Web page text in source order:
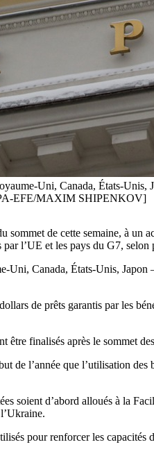
Uni, Canada, États-Unis,
EFE/MAXIM SHIPENKOV]
sommet de cette semaine, à
l’UE et les pays du G7,
Canada, États-Unis,
de prêts garantis par les
être finalisés après le sommet
de l’année que l’utilisation
soient d’abord alloués à la
pour renforcer les capacités